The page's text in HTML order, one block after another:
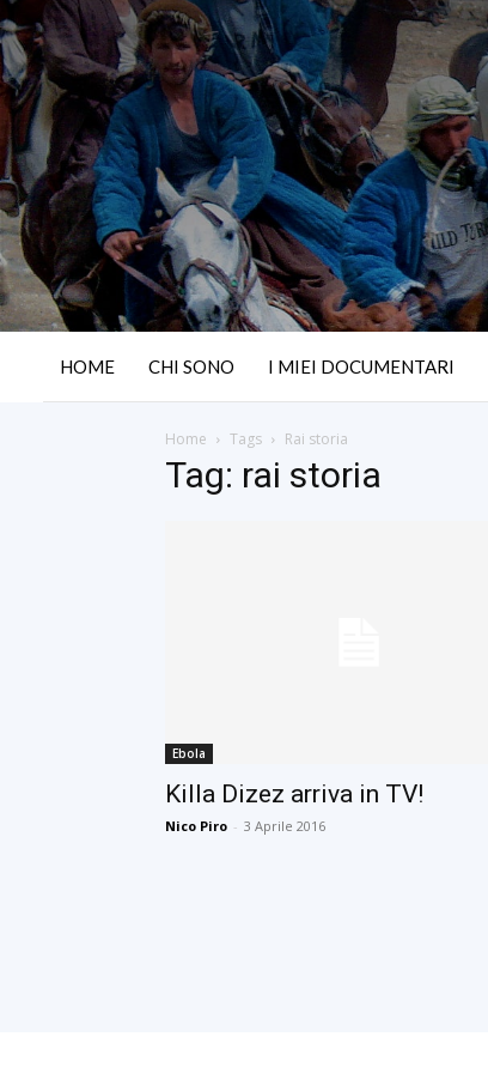
HOME CHI SONO I MIEI DOCUMENTARI
Home Tags Rai storia
Tag: rai storia
Ebola
Killa Dizez arriva in TV!
Nico Piro - 3 Aprile 2016